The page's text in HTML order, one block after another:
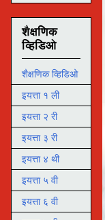
शैक्षणिक
व्हिडिओ
शैक्षणिक व्हिडिओ
इयत्ता १ ली
इयत्ता २ री
इयत्ता ३ री
इयत्ता ४ थी
इयत्ता ५ वी
इयत्ता ६ वी